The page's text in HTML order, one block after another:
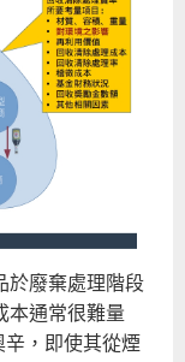
於廢棄處理階段
本通常很難量
，即使其從煙